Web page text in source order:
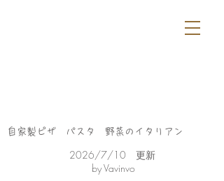
自家製ピザ パスタ 野菜のイタリアン
​2026/7/10 更新
by Vavinvo